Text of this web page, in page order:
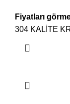
Fiyatları
304 KALİTE